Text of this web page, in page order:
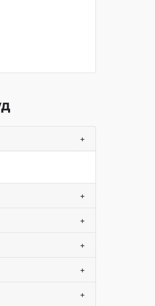
+
+
+
+
+
+